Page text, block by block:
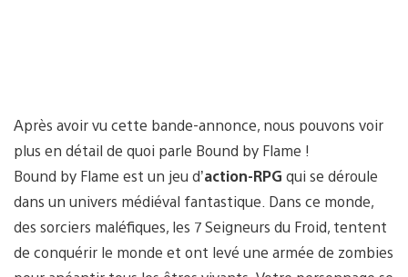
Après avoir vu cette bande-annonce, nous pouvons voir
plus en détail de quoi parle Bound by Flame !
Bound by Flame est un jeu d’action-RPG qui se déroule
dans un univers médiéval fantastique. Dans ce monde,
des sorciers maléfiques, les 7 Seigneurs du Froid, tentent
de conquérir le monde et ont levé une armée de zombies